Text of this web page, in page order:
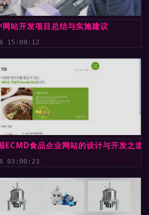
站开发项目总结与实施建议
15:09:12
ECMD食品企业网站的设计与开发之道
03:00:23